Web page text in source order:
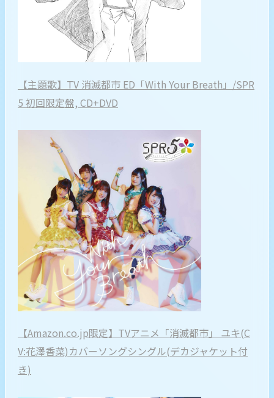
【主題歌】TV 消滅都市 ED「With Your Breath」/SPR
5 初回限定盤, CD+DVD
【Amazon.co.jp限定】TVアニメ「消滅都市」 ユキ(C
V:花澤香菜)カバーソングシングル(デカジャケット付
き)